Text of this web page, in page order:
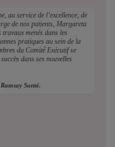
au service de l’excellence, de
de nos patients, Margareta
menés dans les
pratiques au sein de la
du Comité́ Exécutif se
dans ses nouvelles
Santé.